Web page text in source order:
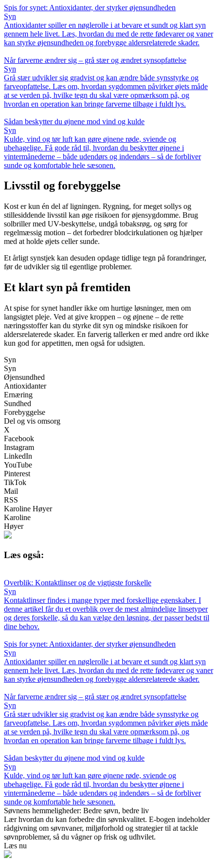
Spis for synet: Antioxidanter, der styrker øjensundheden
Syn
Antioxidanter spiller en nøglerolle i at bevare et sundt og klart syn
gennem hele livet. Læs, hvordan du med de rette fødevarer og vaner
kan styrke øjensundheden og forebygge aldersrelaterede skader.
Når farverne ændrer sig – grå stær og ændret synsopfattelse
Syn
Grå stær udvikler sig gradvist og kan ændre både synsstyrke og
farveopfattelse. Læs om, hvordan sygdommen påvirker øjets måde
at se verden på, hvilke tegn du skal være opmærksom på, og
hvordan en operation kan bringe farverne tilbage i fuldt lys.
Sådan beskytter du øjnene mod vind og kulde
Syn
Kulde, vind og tør luft kan gøre øjnene røde, sviende og
ubehagelige. Få gode råd til, hvordan du beskytter øjnene i
vintermånederne – både udendørs og indendørs – så de forbliver
sunde og komfortable hele sæsonen.
Livsstil og forebyggelse
Kost er kun én del af ligningen. Rygning, for meget sollys og
stillesiddende livsstil kan øge risikoen for øjensygdomme. Brug
solbriller med UV-beskyttelse, undgå tobaksrøg, og sørg for
regelmæssig motion – det forbedrer blodcirkulationen og hjælper
med at holde øjets celler sunde.
Et årligt synstjek kan desuden opdage tidlige tegn på forandringer,
før de udvikler sig til egentlige problemer.
Et klart syn på fremtiden
At spise for synet handler ikke om hurtige løsninger, men om
langsigtet pleje. Ved at give kroppen – og øjnene – de rette
næringsstoffer kan du styrke dit syn og mindske risikoen for
aldersrelaterede skader. En farverig tallerken er med andre ord ikke
kun god for appetitten, men også for udsigten.
Syn
Syn
Øjensundhed
Antioxidanter
Ernæring
Sundhed
Forebyggelse
Del og vis omsorg
X
Facebook
Instagram
LinkedIn
YouTube
Pinterest
TikTok
Mail
RSS
Karoline Høyer
Karoline
Høyer
Læs også:
Overblik: Kontaktlinser og de vigtigste forskelle
Syn
Kontaktlinser findes i mange typer med forskellige egenskaber. I
denne artikel får du et overblik over de mest almindelige linsetyper
og deres forskelle, så du kan vælge den løsning, der passer bedst til
dine behov.
Spis for synet: Antioxidanter, der styrker øjensundheden
Syn
Antioxidanter spiller en nøglerolle i at bevare et sundt og klart syn
gennem hele livet. Læs, hvordan du med de rette fødevarer og vaner
kan styrke øjensundheden og forebygge aldersrelaterede skader.
Når farverne ændrer sig – grå stær og ændret synsopfattelse
Syn
Grå stær udvikler sig gradvist og kan ændre både synsstyrke og
farveopfattelse. Læs om, hvordan sygdommen påvirker øjets måde
at se verden på, hvilke tegn du skal være opmærksom på, og
hvordan en operation kan bringe farverne tilbage i fuldt lys.
Sådan beskytter du øjnene mod vind og kulde
Syn
Kulde, vind og tør luft kan gøre øjnene røde, sviende og
ubehagelige. Få gode råd til, hvordan du beskytter øjnene i
vintermånederne – både udendørs og indendørs – så de forbliver
sunde og komfortable hele sæsonen.
Søvnens hemmeligheder: Bedre søvn, bedre liv
Lær hvordan du kan forbedre din søvnkvalitet. E-bogen indeholder
rådgivning om søvnvaner, miljøforhold og strategier til at tackle
søvnproblemer, så du vågner op frisk og udhvilet.
Læs nu